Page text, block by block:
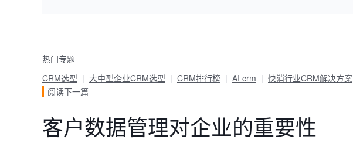
热门专题
CRM选型
大中型企业CRM选型 CRM排行榜 AI crm 快消行业CRM解决方案
阅读下一篇
客户数据管理对企业的重要性